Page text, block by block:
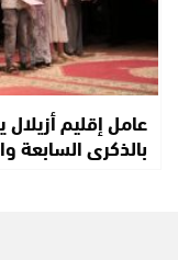
عامل إقليم
بالذكرى السابعة